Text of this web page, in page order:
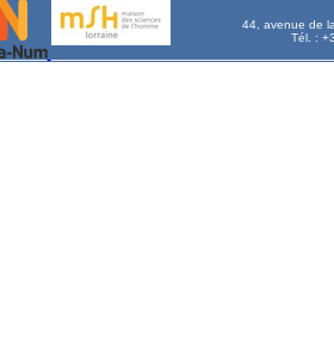
44, avenue de
Tél. :